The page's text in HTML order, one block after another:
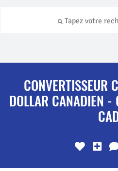
CONVERTISSEUR
DOLLAR CANADIEN